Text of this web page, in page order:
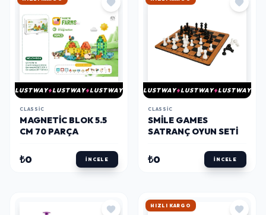
LUSTWAY LUSTWAY LUSTWAY
CLASSIC
MAGNETIC BLOK 5.5
CM 70 PARÇA
₺0 İNCELE
LUSTWAY LUSTWAY LUSTWAY
CLASSIC
SMILE GAMES
SATRANÇ OYUN SETI
₺0 İNCELE
HIZLI KARGO